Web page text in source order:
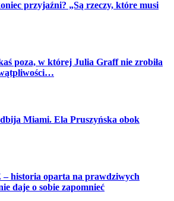
przyjaźni? „Są rzeczy, które musi
poza, w której Julia Graff nie zrobiła
Miami. Ela Pruszyńska obok
historia oparta na prawdziwych
daje o sobie zapomnieć